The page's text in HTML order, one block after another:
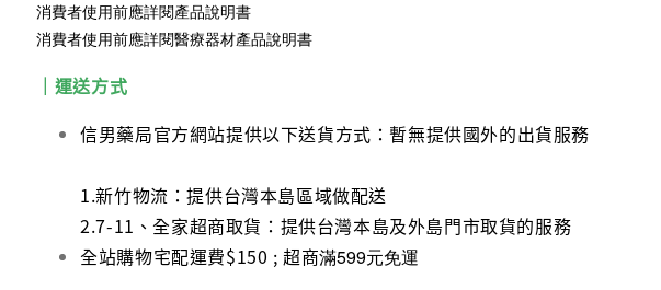
消費者使用前應詳閱產品說明書
消費者使用前應詳閱醫療器材產品說明書
｜運送方式
信男藥局官方網站提供以下送貨方式：暫無提供國外的出貨服務
1.新竹物流：提供台灣本島區域做配送
2.7-11、全家超商取貨：提供台灣本島及外島門市取貨的服務
全站購物宅配運費$150 ; 超商滿599元免運